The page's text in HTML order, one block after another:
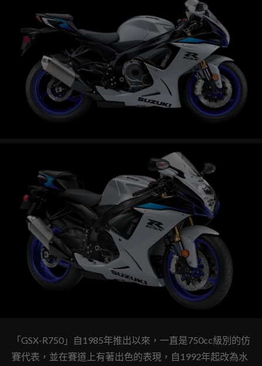
「GSX-R750」自1985年推出以來，一直是750cc級別的仿
賽代表，並在賽道上有著出色的表現，自1992年起改為水